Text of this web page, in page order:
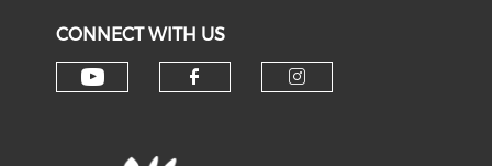
CONNECT WITH US